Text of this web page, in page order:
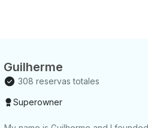
Guilherme
308 reservas totales
Superowner